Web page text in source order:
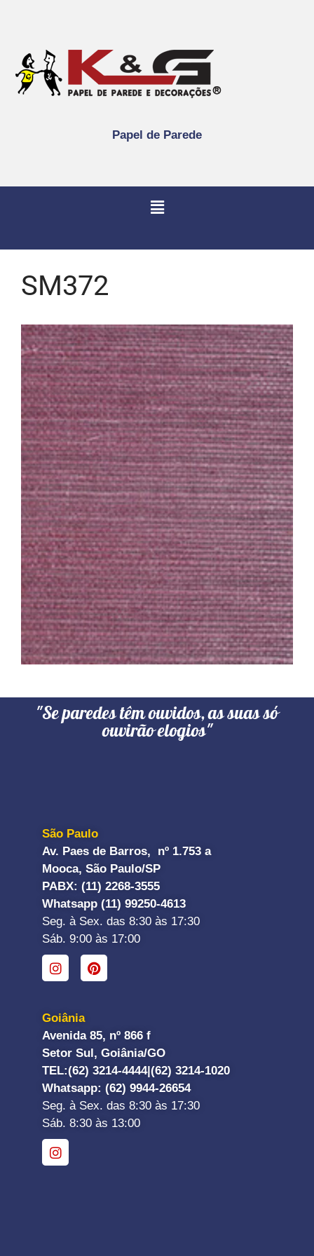
Papel de Parede
SM372
"Se paredes têm ouvidos, as suas só
ouvirão elogios"
São Paulo
Av. Paes de Barros, nº 1.753 a
Mooca, São Paulo/SP
PABX: (11) 2268-3555
Whatsapp (11) 99250-4613
Seg. à Sex. das 8:30 às 17:30
Sáb. 9:00 às 17:00
Goiânia
Avenida 85, nº 866 f
Setor Sul, Goiânia/GO
TEL:(62) 3214-4444|(62) 3214-1020
Whatsapp: (62) 9944-26654
Seg. à Sex. das 8:30 às 17:30
Sáb. 8:30 às 13:00